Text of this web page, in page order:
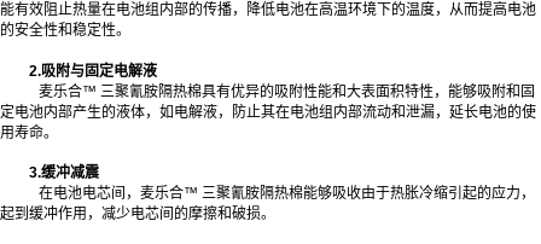
能有效阻止热量在电池组内部的传播，降低电池在高温环境下的温度，从而提高电池
的安全性和稳定性。
2.吸附与固定电解液
麦乐合™ 三聚氰胺隔热棉具有优异的吸附性能和大表面积特性，能够吸附和固
定电池内部产生的液体，如电解液，防止其在电池组内部流动和泄漏，延长电池的使
用寿命。
3.缓冲减震
在电池电芯间，麦乐合™ 三聚氰胺隔热棉能够吸收由于热胀冷缩引起的应力，
起到缓冲作用，减少电芯间的摩擦和破损。